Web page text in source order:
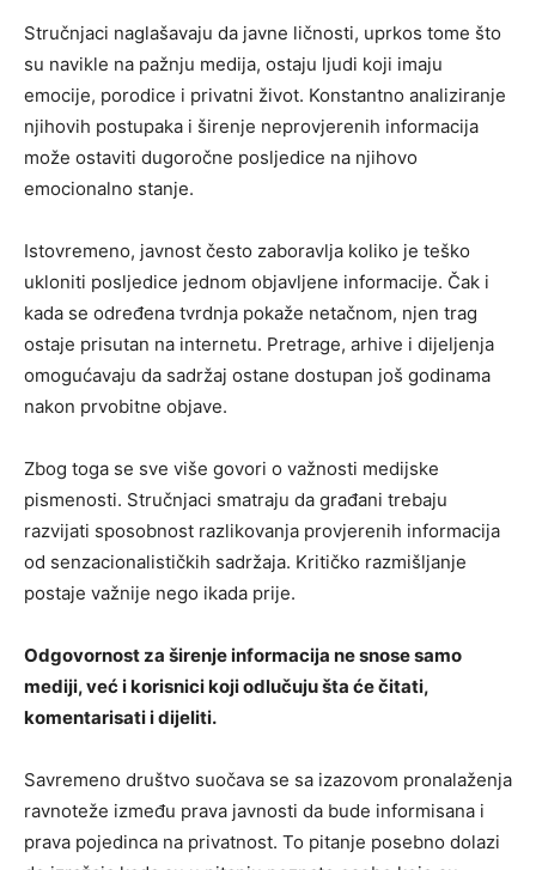
Stručnjaci naglašavaju da javne ličnosti, uprkos tome što
su navikle na pažnju medija, ostaju ljudi koji imaju
emocije, porodice i privatni život. Konstantno analiziranje
njihovih postupaka i širenje neprovjerenih informacija
može ostaviti dugoročne posljedice na njihovo
emocionalno stanje.
Istovremeno, javnost često zaboravlja koliko je teško
ukloniti posljedice jednom objavljene informacije. Čak i
kada se određena tvrdnja pokaže netačnom, njen trag
ostaje prisutan na internetu. Pretrage, arhive i dijeljenja
omogućavaju da sadržaj ostane dostupan još godinama
nakon prvobitne objave.
Zbog toga se sve više govori o važnosti medijske
pismenosti. Stručnjaci smatraju da građani trebaju
razvijati sposobnost razlikovanja provjerenih informacija
od senzacionalističkih sadržaja. Kritičko razmišljanje
postaje važnije nego ikada prije.
Odgovornost za širenje informacija ne snose samo
mediji, već i korisnici koji odlučuju šta će čitati,
komentarisati i dijeliti.
Savremeno društvo suočava se sa izazovom pronalaženja
ravnoteže između prava javnosti da bude informisana i
prava pojedinca na privatnost. To pitanje posebno dolazi